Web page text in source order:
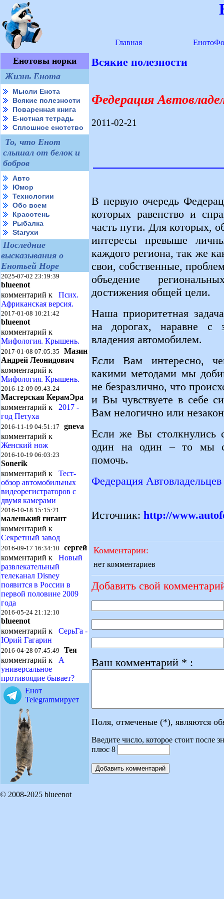
Главная
Енотовы норки
Жизнь Енота
Мысли Енота
Всякие полезности
Поваренная книга
Е-нотная тетрадь
Сплошное енотство
То, что Енот
слышал от белок и
бобров
Авто
Юмор
Технологии
Обо всем
Красотень
Рыбалка
Starухи
Последние
высказывания о
Енотьей Норе
2025-07-02 23:19:39
blueenot
комментарий к Псих.
Африканская версия.
2017-01-08 10:21:42
blueenot
комментарий к
Мифология. Крышень.
2017-01-08 07:05:35 Мазин
Андрей Леонидович
комментарий к
Мифология. Крышень.
2016-12-09 09:43:24
Мастерская КерамЭра
комментарий к 2017 -
год Петуха
2016-11-19 04:51:17 gneva
комментарий к
Женский нож
2016-10-19 06:03:23
Sonerik
комментарий к Тест-
обзор автомобильных
видеорегистраторов с
двумя камерами
2016-10-18 15:15:21
маленький гигант
комментарий к
Секретный завод
2016-09-17 16:34:10 сергей
комментарий к Новый
развлекательный
телеканал Disney
появится в России в
первой половине 2009
года
2016-05-24 21:12:10
blueenot
комментарий к СерьГа -
Юрий Гагарин
2016-04-28 07:45:49 Тея
комментарий к А
универсальное
противоядие бывает?
Енот
Telegramмирует
Всякие полезности
Федерация
2011-02-21
В первую очередь
которых равенство и
часть пути. Для которых,
интересы превыше
каждого региона, так же
свои, собственные,
объедение
достижения общей цели.
Наша приоритетная
на дорогах, наравне с
владения автомобилем.
Если Вам интересно,
какими методами мы
не безразлично, что
и Вы чувствуете в себе
Вам нелогично или
Если же Вы столкнулись
один на один – то мы с
помочь.
Федерация
Источник: http://
Комментарии:
нет комментариев
Добавить свой
Ваш комментарий * :
Поля, отмеченые (*), являются
Введите число, которое стоит после
плюс 8
© 2008-2025 blueenot